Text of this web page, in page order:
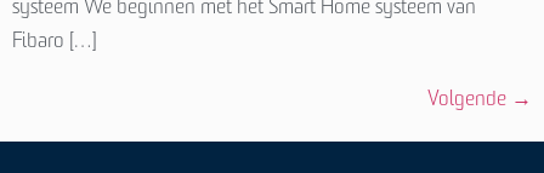
systeem We beginnen met het Smart Home systeem van
Fibaro […]
Volgende →